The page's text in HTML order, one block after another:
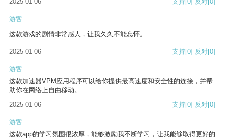
2025-01-06
支持[0] 反对[0]
游客
这款游戏的剧情非常感人，让我久久不能忘怀。
2025-01-06 支持[0] 反对[0]
游客
这款加速器VPM应用程序可以给你提供最高速度和安全性的连接，并帮
助你在网络上自由移动。
2025-01-06
支持[0] 反对[0]
游客
这款app的学习氛围很浓厚，能够激励我不断学习，让我能够取得更好的